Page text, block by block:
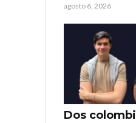
agosto 6, 2026
Dos